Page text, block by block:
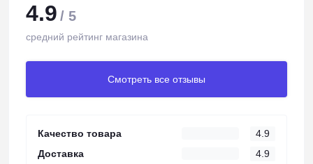
4.9 / 5
средний рейтинг магазина
Смотреть все отзывы
Качество товара
4.9
Доставка
4.9